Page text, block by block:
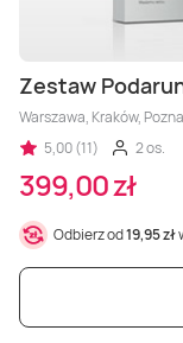
Zestaw
Warszawa, Kraków,
5,00 (11)
2 os.
399,00 zł
Odbierz od19,95 zł